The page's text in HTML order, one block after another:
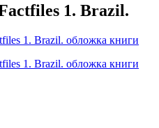
1. Brazil.